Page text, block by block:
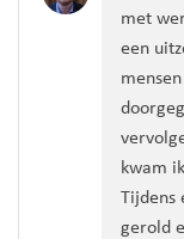
met
een
kwam
Tijdens
gerold